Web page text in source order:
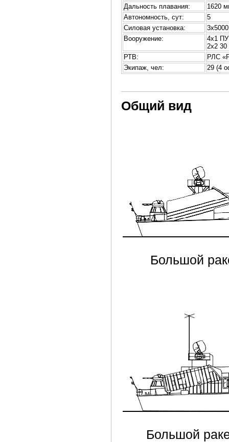
Дальность плавания:
1620
Автономность, сут:
5
Силовая установка:
Вооружение:
4х1
2х2
РТВ:
РЛС
Экипаж, чел:
29 (4
Общий вид
Большой
Большой